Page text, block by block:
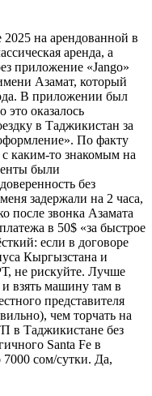
на арендованной в
аренда, а
приложение «Jango»
Азамат, который
В приложении был
это оказалось
в Таджикистан за
По факту
с каким-то знакомым на
были
без
задержали на 2 часа,
после звонка Азамата
в 50$ «за быстрое
если в договоре
Кыргызстана и
не рискуйте. Лучше
взять машину там в
представителя
чем торчать на
в Таджикистане без
Santa Fe в
сом/сутки. Да,